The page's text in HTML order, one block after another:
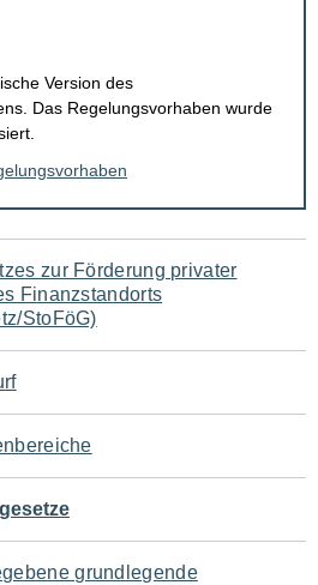
Version des
Das Regelungsvorhaben wurde
zur Förderung privater
Finanzstandorts
StoFöG)
grundlegende